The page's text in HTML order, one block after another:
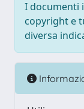
I documenti
copyright e
diversa